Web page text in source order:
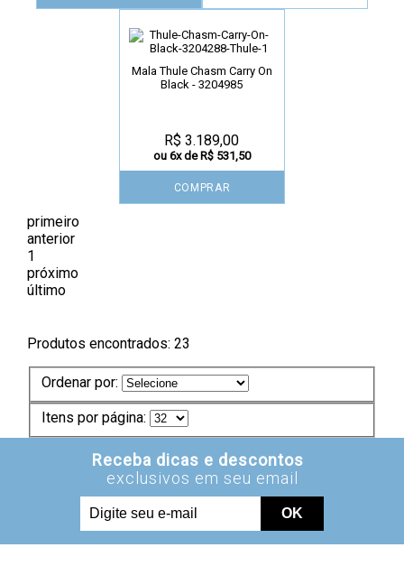
Mala Thule Chasm Carry On
Black - 3204985
R$ 3.189,00
ou 6x de R$ 531,50
COMPRAR
primeiro
anterior
1
próximo
último
Produtos encontrados: 23
Ordenar por:
Itens por página: